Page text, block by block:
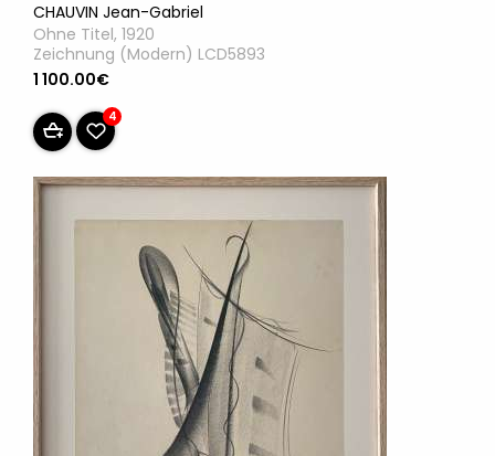
CHAUVIN Jean-Gabriel
Ohne Titel, 1920
Zeichnung (Modern) LCD5893
1 100.00€
4